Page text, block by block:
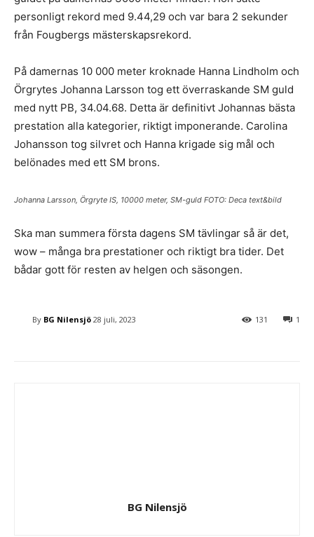
personligt rekord med 9.44,29 och var bara 2 sekunder
från Fougbergs mästerskapsrekord.
På damernas 10 000 meter kroknade Hanna Lindholm och
Örgrytes Johanna Larsson tog ett överraskande SM guld
med nytt PB, 34.04.68. Detta är definitivt Johannas bästa
prestation alla kategorier, riktigt imponerande. Carolina
Johansson tog silvret och Hanna krigade sig mål och
belönades med ett SM brons.
Johanna Larsson, Örgryte IS, 10000 meter, SM-guld FOTO: Deca text&bild
Ska man summera första dagens SM tävlingar så är det,
wow – många bra prestationer och riktigt bra tider. Det
bådar gott för resten av helgen och säsongen.
By BG Nilensjö 28 juli, 2023 1
131
BG Nilensjö